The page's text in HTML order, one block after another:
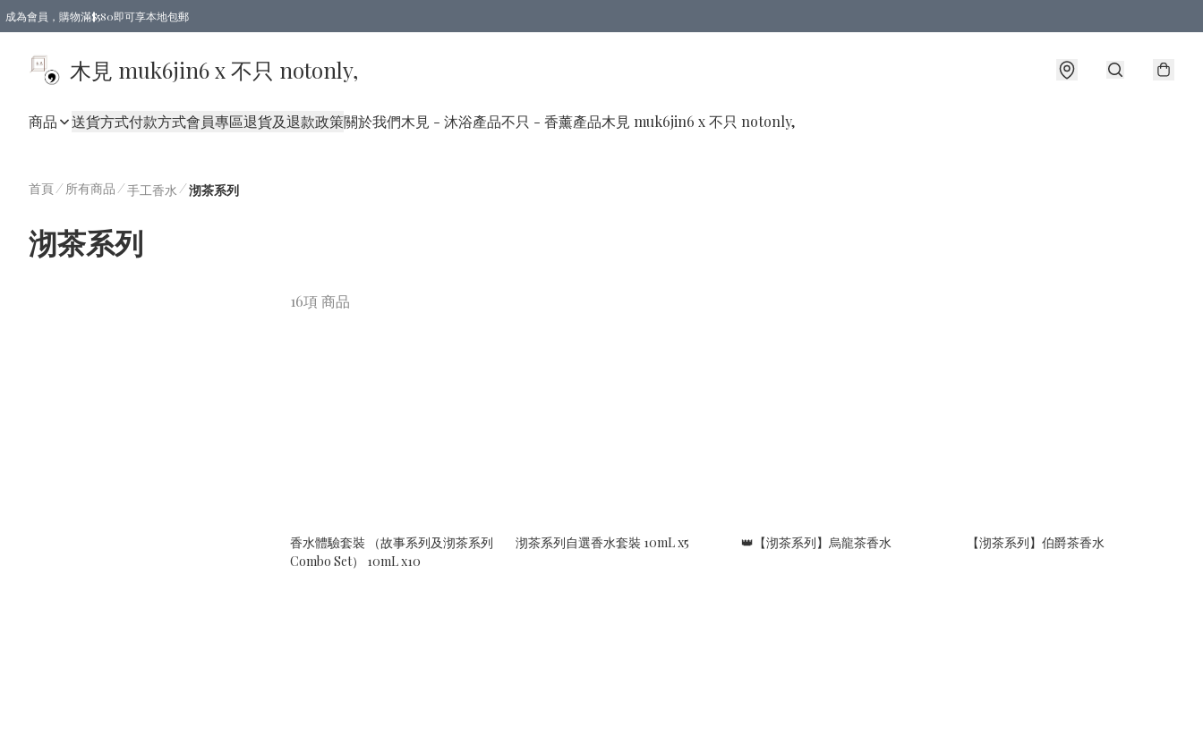
成為會員，購物滿$580即可享本地包郵
木見 muk6jin6 x 不只 notonly,
商品 送貨方式付款方式會員專區退貨及退款政策關於我們木見 - 沐浴產品不只 - 香薰產品木見 muk6jin6 x 不只 notonly,
首頁/ 所有商品 /手工香水 /沏茶系列
沏茶系列
16項 商品
香水體驗套裝 （故事系列及沏茶系列
Combo Set） 10mL x10
沏茶系列自選香水套裝 10mL x5 👑【沏茶系列】烏龍茶香水 【沏茶系列】伯爵茶香水